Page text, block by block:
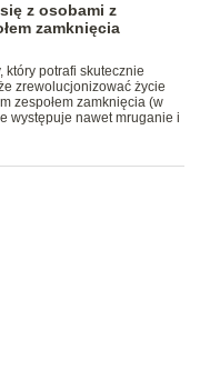
z osobami z
zamknięcia
który potrafi skutecznie
zrewolucjonizować życie
zespołem zamknięcia (w
występuje nawet mruganie i